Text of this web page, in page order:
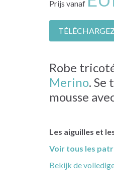
Prijs vanaf
Robe
Merino. Se
mousse
Les aiguilles et
Voir tous les
Bekijk de